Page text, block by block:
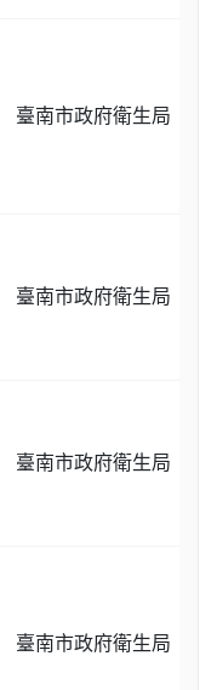
臺南市政府衛生局
臺南市政府衛生局
臺南市政府衛生局
臺南市政府衛生局